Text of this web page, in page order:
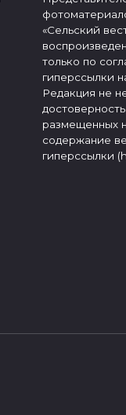
«Сельский
только по
гиперссылки
Редакция не
размещенных
содержание
гиперссылки